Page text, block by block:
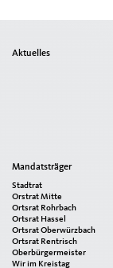
Seitenübersicht
Aktuelles
Mandatsträger
Stadtrat
Orstrat Mitte
Ortsrat Rohrbach
Ortsrat Hassel
Ortsrat Oberwürzbach
Ortsrat Rentrisch
Oberbürgermeister
Wir im Kreistag